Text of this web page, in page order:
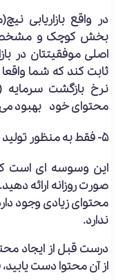
در واقع بازاریابی
بخش کوچک و مشخص
اصلی موفقیتتان در
ثابت کند که شما
محتوای خود بهبود
۵- فقط به منظور تولید محتوا، بازاریابی محتوایی نکنید
این وسوسه ای است
صورت روزانه ارائه
محتوای زیادی وجود
ندارد.
درست قبل از ایجاد
از آن محتوا دست